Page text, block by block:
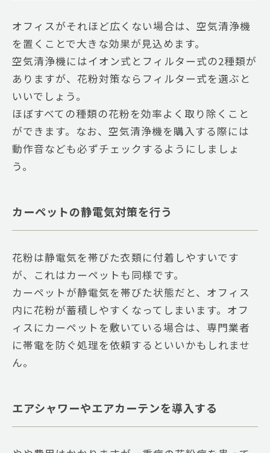
オフィスがそれほど広くない場合は、空気清浄機
を置くことで大きな効果が見込めます。
空気清浄機にはイオン式とフィルター式の2種類が
ありますが、花粉対策ならフィルター式を選ぶと
いいでしょう。
ほぼすべての種類の花粉を効率よく取り除くこと
ができます。なお、空気清浄機を購入する際には
動作音なども必ずチェックするようにしましょ
う。
カーペットの静電気対策を行う
花粉は静電気を帯びた衣類に付着しやすいです
が、これはカーペットも同様です。
カーペットが静電気を帯びた状態だと、オフィス
内に花粉が蓄積しやすくなってしまいます。オフ
ィスにカーペットを敷いている場合は、専門業者
に帯電を防ぐ処理を依頼するといいかもしれませ
ん。
エアシャワーやエアカーテンを導入する